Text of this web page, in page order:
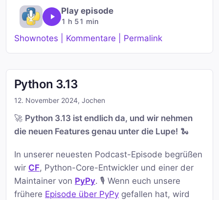
Play episode
1 h 51 min
Shownotes | Kommentare | Permalink
Python 3.13
12. November 2024, Jochen
🚀 Python 3.13 ist endlich da, und wir nehmen
die neuen Features genau unter die Lupe! 🐍
In unserer neuesten Podcast-Episode begrüßen
wir CF, Python-Core-Entwickler und einer der
Maintainer von PyPy. 🎙️ Wenn euch unsere
frühere Episode über PyPy gefallen hat, wird